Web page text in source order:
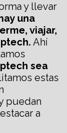
y llevar
una
viajar,
Ahí
sea
estas
puedan
a